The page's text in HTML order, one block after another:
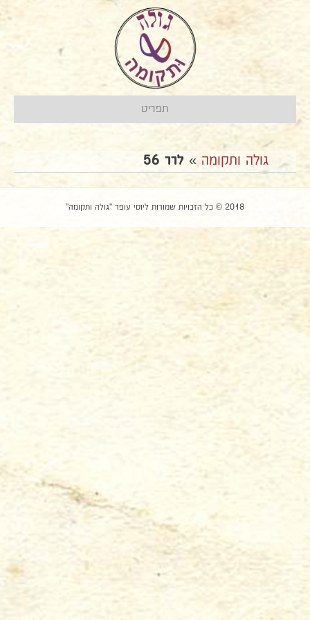
תפריט
גולה ותקומה » לרר 56
2018 © כל הזכויות שמורות ליוסי עופר "גולה ותקומה"